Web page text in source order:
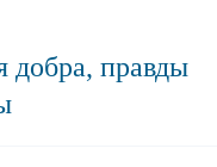
добра, правды